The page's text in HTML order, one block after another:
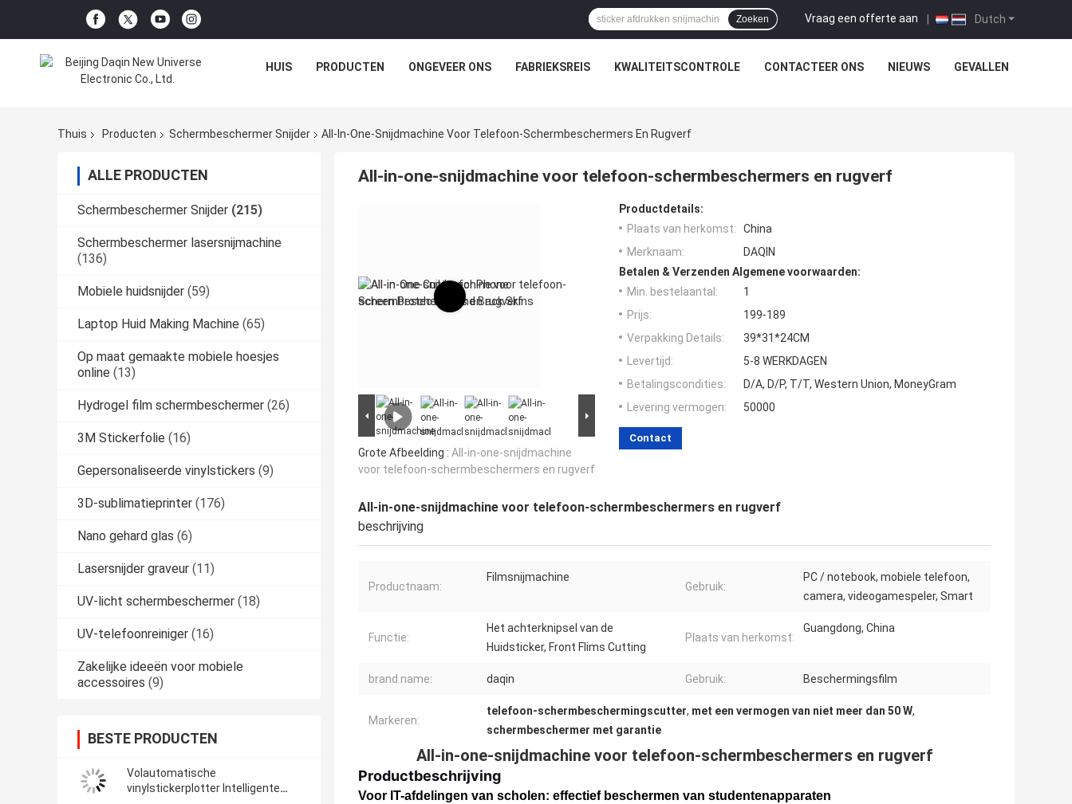
Dutch
Vraag een offerte aan |
Zoeken
HUIS PRODUCTEN ONGEVEER ONS FABRIEKSREIS KWALITEITSCONTROLE CONTACTEER ONS NIEUWS GEVALLEN
Thuis Producten Schermbeschermer Snijder All-In-One-Snijdmachine Voor Telefoon-Schermbeschermers En Rugverf
ALLE PRODUCTEN
Schermbeschermer Snijder (215)
Schermbeschermer lasersnijmachine
(136)
Mobiele huidsnijder (59)
Laptop Huid Making Machine (65)
Op maat gemaakte mobiele hoesjes
online (13)
Hydrogel film schermbeschermer (26)
3M Stickerfolie (16)
Gepersonaliseerde vinylstickers (9)
3D-sublimatieprinter (176)
Nano gehard glas (6)
Lasersnijder graveur (11)
UV-licht schermbeschermer (18)
UV-telefoonreiniger (16)
Zakelijke ideeën voor mobiele
accessoires (9)
BESTE PRODUCTEN
Volautomatische
vinylstickerplotter Intelligente
All-in-one-snijdmachine voor telefoon-schermbeschermers en rugverf
Grote Afbeelding : All-in-one-snijdmachine
voor telefoon-schermbeschermers en rugverf
Productdetails:
Plaats van herkomst:
China
Merknaam:
DAQIN
Betalen & Verzenden Algemene voorwaarden:
Min. bestelaantal:
1
Prijs:
199-189
Verpakking Details:
39*31*24CM
Levertijd:
5-8 WERKDAGEN
Betalingscondities:
D/A, D/P, T/T, Western Union, MoneyGram
Levering vermogen:
50000
Contact
All-in-one-snijdmachine voor telefoon-schermbeschermers en rugverf
beschrijving
Productnaam:
Filmsnijmachine
Gebruik:
PC / notebook, mobiele telefoon,
camera, videogamespeler, Smart
Functie:
Het achterknipsel van de
Huidsticker, Front Flims Cutting
Plaats van herkomst:
Guangdong, China
brand name: daqin Gebruik: Beschermingsfilm
Markeren:
telefoon-schermbeschermingscutter, met een vermogen van niet meer dan 50 W,
schermbeschermer met garantie
All-in-one-snijdmachine voor telefoon-schermbeschermers en rugverf
Productbeschrijving
Voor IT-afdelingen van scholen: effectief beschermen van studentenapparaten